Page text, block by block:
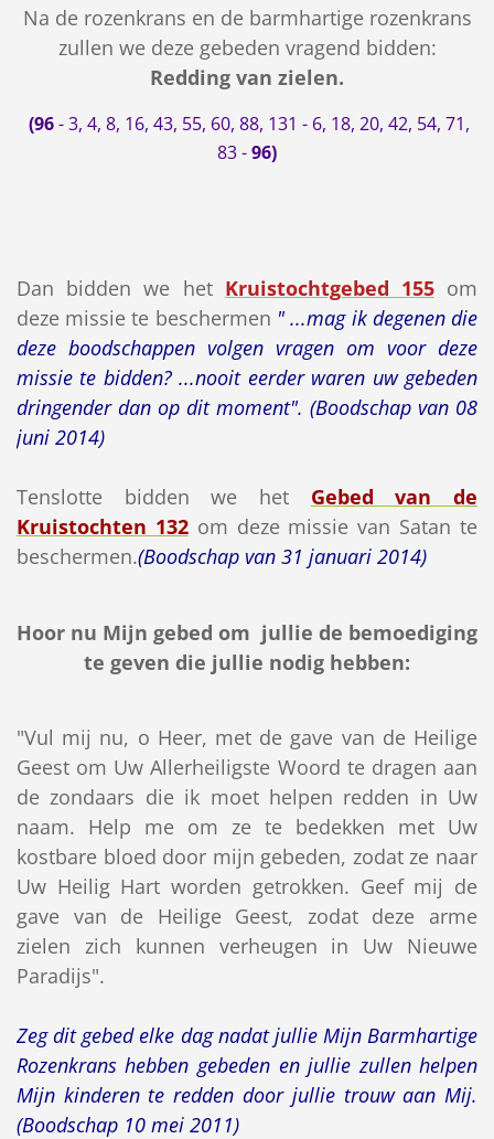
Na de rozenkrans en de barmhartige rozenkrans
zullen we deze gebeden vragend bidden:
Redding van zielen.
(96-3, 4, 8, 16, 43, 55, 60, 88, 131 - 6, 18, 20, 42, 54, 71,
83-96)
Dan bidden we het Kruistochtgebed 155om
deze missie te beschermen " ...mag ik degenen die
deze boodschappen volgen vragen om voor deze
missie te bidden? ...nooit eerder waren uw gebeden
dringender dan op dit moment". (Boodschap van 08
juni 2014)
Tenslotte bidden we het Gebed van de
Kruistochten 132om deze missie van Satan te
beschermen.(Boodschap van 31 januari 2014)
Hoor nu Mijn gebed om jullie de bemoediging
te geven die jullie nodig hebben:
"Vul mij nu, o Heer, met de gave van de Heilige
Geest om Uw Allerheiligste Woord te dragen aan
de zondaars die ik moet helpen redden in Uw
naam. Help me om ze te bedekken met Uw
kostbare bloed door mijn gebeden, zodat ze naar
Uw Heilig Hart worden getrokken. Geef mij de
gave van de Heilige Geest, zodat deze arme
zielen zich kunnen verheugen in Uw Nieuwe
Paradijs".
Zeg dit gebed elke dag nadat jullie Mijn Barmhartige
Rozenkrans hebben gebeden en jullie zullen helpen
Mijn kinderen te redden door jullie trouw aan Mij.
(Boodschap 10 mei 2011)